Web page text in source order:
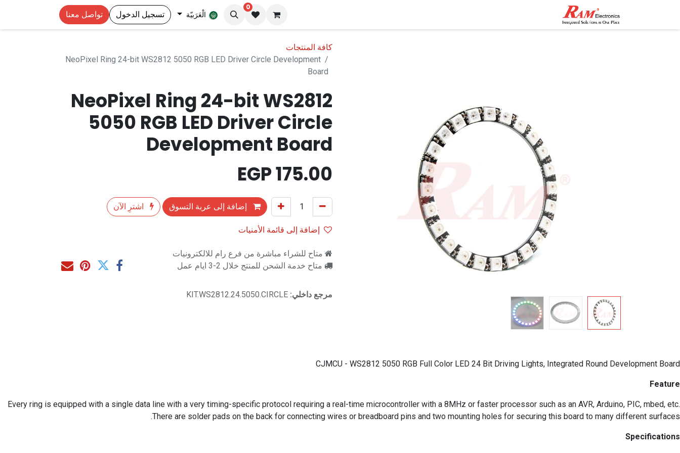
0
الْعَرَبيّة تسجيل الدخول تواصل معنا
كافة المنتجات
NeoPixel Ring 24-bit WS2812 5050 RGB LED Driver Circle Development
Board
NeoPixel Ring 24-bit WS2812
5050 RGB LED Driver Circle
Development Board
175.00
إضافة إلى عربة التسوق
اشترِ الآن
إضافة إلى قائمة الأمنيات
متاح للشراء مباشرة من فرع رام للالكترونيات
متاح خدمة الشحن للمنتج خلال 2-3 ايام عمل
مرجع داخلي: KIT.WS2812.24.5050.CIRCLE
CJMCU - WS2812 5050 RGB Full Color LED 24 Bit Driving Lights, Integrated Round Development Board
Feature
Every ring is equipped with a single data line with a very timing-specific protocol requiring a real-time microcontroller with a 8MHz or faster processor such as an AVR, Arduino, PIC, mbed, etc.
There are solder pads on the back for connecting wires or breadboard pins and two mounting holes for securing this board to many different surfaces.
Specifications